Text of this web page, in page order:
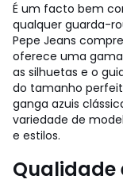
É um facto bem
qualquer guarda-
Pepe Jeans
oferece uma
as silhuetas e o
do tamanho
ganga azuis
variedade de
e estilos.
Qualidade